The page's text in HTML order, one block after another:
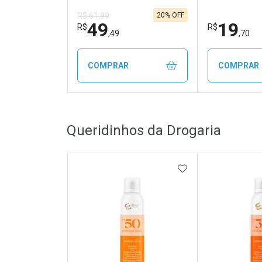
R$ 61,99
R$49,49
20% OFF
COMPRAR
Laboratório
Por Menos
R$19,70
COMPRAR
Por
Queridinhos da Drogaria
ADICIONAR AOS